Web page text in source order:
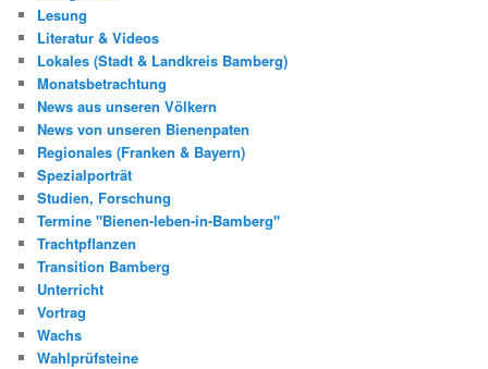
Lesung
Literatur & Videos
Lokales (Stadt & Landkreis Bamberg)
Monatsbetrachtung
News aus unseren Völkern
News von unseren Bienenpaten
Regionales (Franken & Bayern)
Spezialporträt
Studien, Forschung
Termine "Bienen-leben-in-Bamberg"
Trachtpflanzen
Transition Bamberg
Unterricht
Vortrag
Wachs
Wahlprüfsteine